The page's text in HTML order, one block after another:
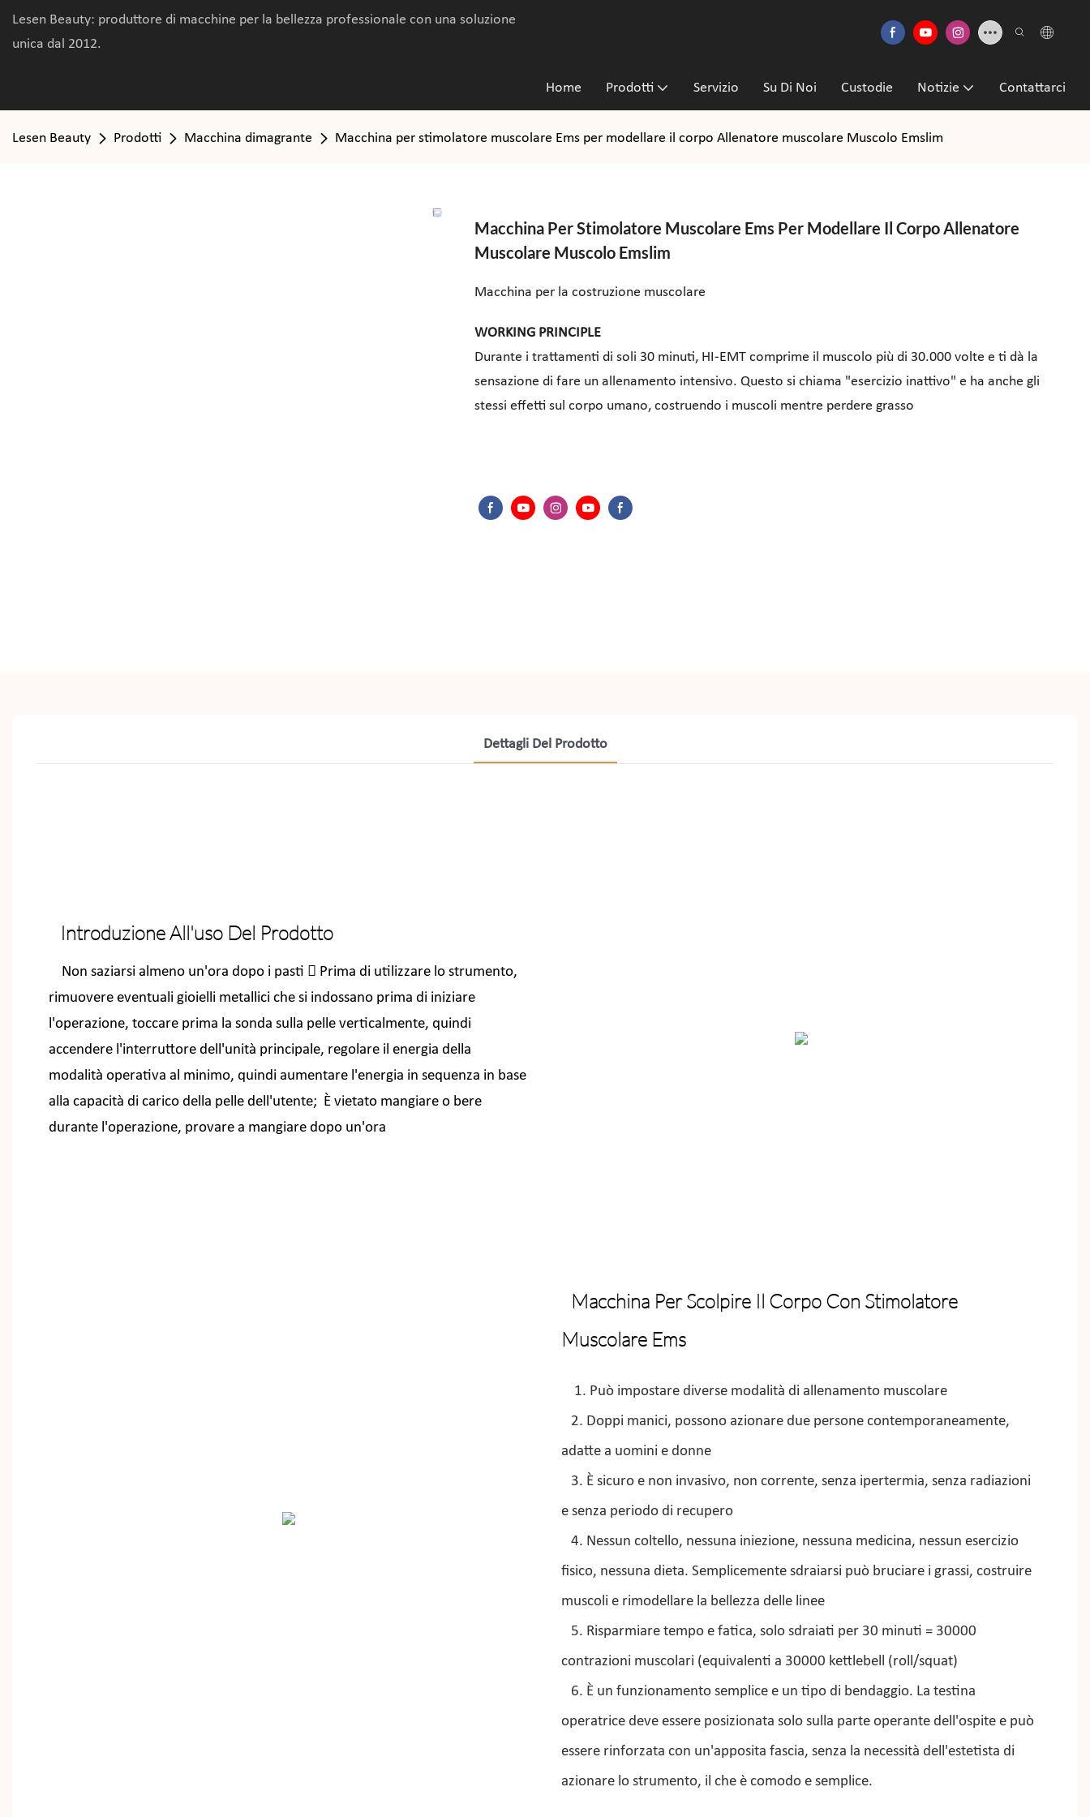
Lesen Beauty: produttore di macchine per la bellezza professionale con una soluzione
unica dal 2012.
Home Prodotti Servizio Su Di Noi Custodie Notizie Contattarci
Lesen Beauty Prodotti Macchina dimagrante Macchina per stimolatore muscolare Ems per modellare il corpo Allenatore muscolare Muscolo Emslim
Macchina Per Stimolatore Muscolare Ems Per Modellare Il Corpo Allenatore
Muscolare Muscolo Emslim
Macchina per la costruzione muscolare
WORKING PRINCIPLE
Durante i trattamenti di soli 30 minuti, HI-EMT comprime il muscolo più di 30.000 volte e ti dà la
sensazione di fare un allenamento intensivo. Questo si chiama "esercizio inattivo" e ha anche gli
stessi effetti sul corpo umano, costruendo i muscoli mentre perdere grasso
Dettagli Del Prodotto
Introduzione All'uso Del Prodotto
Non saziarsi almeno un'ora dopo i pasti  Prima di utilizzare lo strumento,
rimuovere eventuali gioielli metallici che si indossano prima di iniziare
l'operazione, toccare prima la sonda sulla pelle verticalmente, quindi
accendere l'interruttore dell'unità principale, regolare il energia della
modalità operativa al minimo, quindi aumentare l'energia in sequenza in base
alla capacità di carico della pelle dell'utente; È vietato mangiare o bere
durante l'operazione, provare a mangiare dopo un'ora
Macchina Per Scolpire Il Corpo Con Stimolatore
Muscolare Ems
1. Può impostare diverse modalità di allenamento muscolare
2. Doppi manici, possono azionare due persone contemporaneamente,
adatte a uomini e donne
3. È sicuro e non invasivo, non corrente, senza ipertermia, senza radiazioni
e senza periodo di recupero
4. Nessun coltello, nessuna iniezione, nessuna medicina, nessun esercizio
fisico, nessuna dieta. Semplicemente sdraiarsi può bruciare i grassi, costruire
muscoli e rimodellare la bellezza delle linee
5. Risparmiare tempo e fatica, solo sdraiati per 30 minuti = 30000
contrazioni muscolari (equivalenti a 30000 kettlebell (roll/squat)
6. È un funzionamento semplice e un tipo di bendaggio. La testina
operatrice deve essere posizionata solo sulla parte operante dell'ospite e può
essere rinforzata con un'apposita fascia, senza la necessità dell'estetista di
azionare lo strumento, il che è comodo e semplice.